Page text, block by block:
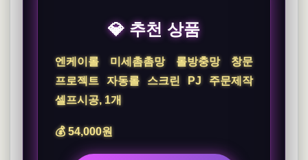
💎 추천 상품
엔케이롤 미세촘촘망 롤방충망 창문
프로젝트 자동롤 스크린 PJ 주문제작
셀프시공, 1개
💰 54,000원